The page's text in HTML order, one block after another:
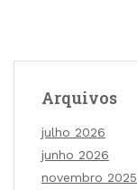
Arquivos
julho 2026
junho 2026
novembro 2025